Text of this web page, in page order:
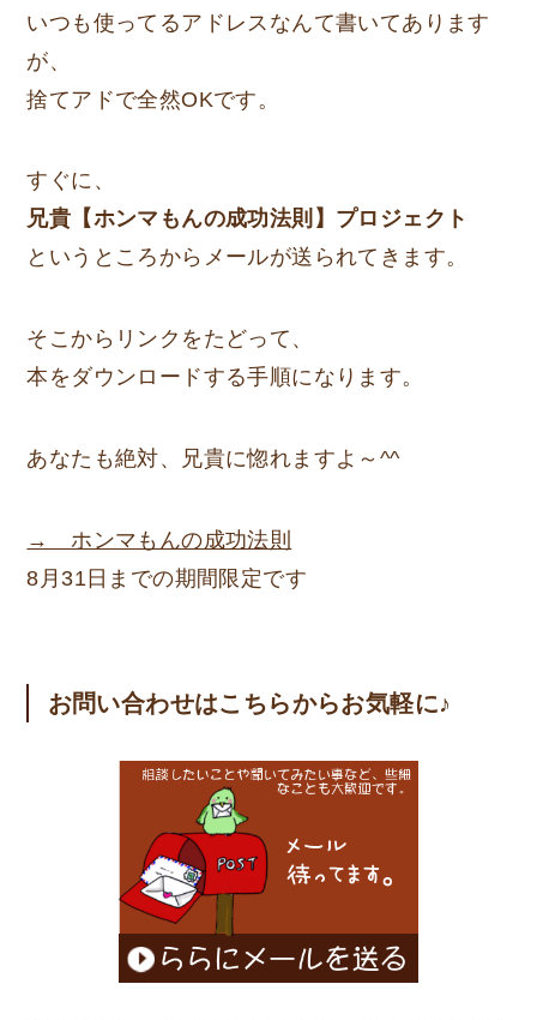
いつも使ってるアドレスなんて書いてあります
が、
捨てアドで全然OKです。
すぐに、
兄貴【ホンマもんの成功法則】プロジェクト
というところからメールが送られてきます。
そこからリンクをたどって、
本をダウンロードする手順になります。
あなたも絶対、兄貴に惚れますよ～^^
→ ホンマもんの成功法則
8月31日までの期間限定です
お問い合わせはこちらからお気軽に♪